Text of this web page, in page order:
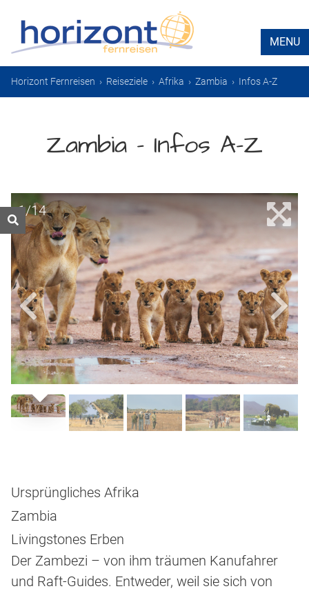
MENU
Horizont Fernreisen › Reiseziele › Afrika › Zambia › Infos A-Z
Zambia – Infos A-Z
1/14
Ursprüngliches Afrika
Zambia
Livingstones Erben
Der Zambezi – von ihm träumen Kanufahrer
und Raft-Guides. Entweder, weil sie sich von